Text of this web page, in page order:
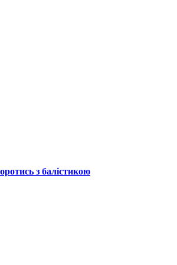
з балістикою